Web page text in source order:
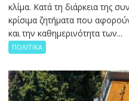
κλίμα. Κατά τη διάρκεια της
κρίσιμα ζητήματα που
και την καθημερινότητα των...
ΠΟΛΙΤΙΚΑ